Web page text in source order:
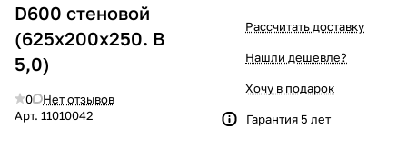
D600 стеновой
(625x200x250. B
5,0)
0
Нет отзывов
Арт. 11010042
Рассчитать доставку
Нашли дешевле?
Хочу в подарок
Гарантия 5 лет